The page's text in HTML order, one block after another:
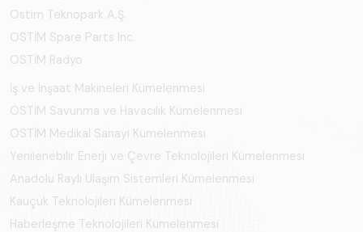
Ostim Teknopark A.Ş.
OSTİM Spare Parts Inc.
OSTİM Radyo
İş ve İnşaat Makineleri Kümelenmesi
OSTİM Savunma ve Havacılık Kümelenmesi
OSTİM Medikal Sanayi Kümelenmesi
Yenilenebilir Enerji ve Çevre Teknolojileri Kümelenmesi
Anadolu Raylı Ulaşım Sistemleri Kümelenmesi
Kauçuk Teknolojileri Kümelenmesi
Haberleşme Teknolojileri Kümelenmesi